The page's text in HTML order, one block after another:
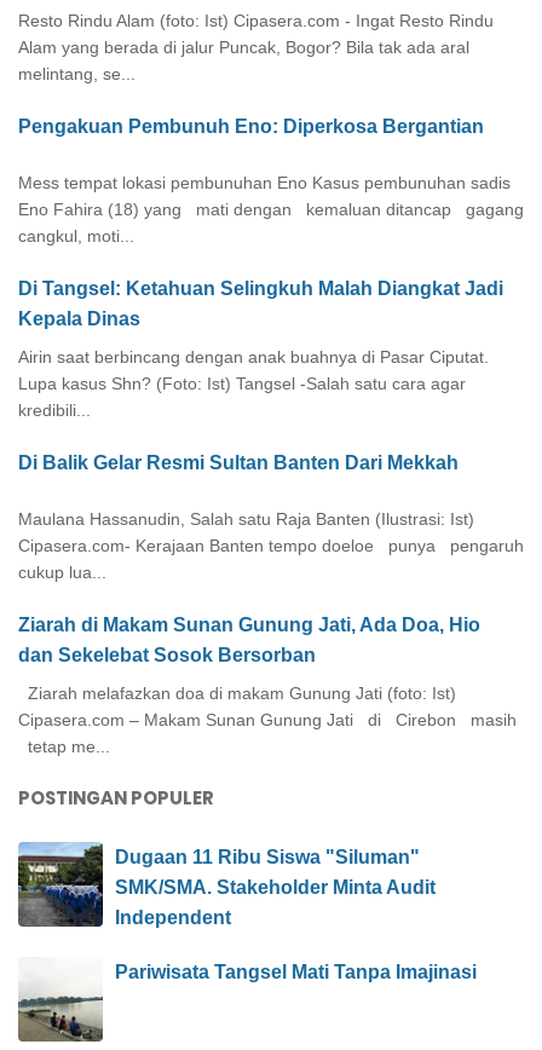
Resto Rindu Alam (foto: Ist) Cipasera.com - Ingat Resto Rindu
Alam yang berada di jalur Puncak, Bogor? Bila tak ada aral
melintang, se...
Pengakuan Pembunuh Eno: Diperkosa Bergantian
Mess tempat lokasi pembunuhan Eno Kasus pembunuhan sadis
Eno Fahira (18) yang mati dengan kemaluan ditancap gagang
cangkul, moti...
Di Tangsel: Ketahuan Selingkuh Malah Diangkat Jadi
Kepala Dinas
Airin saat berbincang dengan anak buahnya di Pasar Ciputat.
Lupa kasus Shn? (Foto: Ist) Tangsel -Salah satu cara agar
kredibili...
Di Balik Gelar Resmi Sultan Banten Dari Mekkah
Maulana Hassanudin, Salah satu Raja Banten (Ilustrasi: Ist)
Cipasera.com- Kerajaan Banten tempo doeloe punya pengaruh
cukup lua...
Ziarah di Makam Sunan Gunung Jati, Ada Doa, Hio
dan Sekelebat Sosok Bersorban
Ziarah melafazkan doa di makam Gunung Jati (foto: Ist)
Cipasera.com – Makam Sunan Gunung Jati di Cirebon masih
tetap me...
POSTINGAN POPULER
Dugaan 11 Ribu Siswa "Siluman"
SMK/SMA. Stakeholder Minta Audit
Independent
Pariwisata Tangsel Mati Tanpa Imajinasi